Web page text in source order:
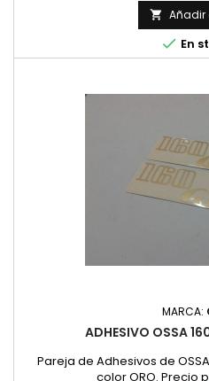
 Añadir
 En
MARCA:
ADHESIVO OSSA
Pareja de Adhesivos de
color ORO. Precio